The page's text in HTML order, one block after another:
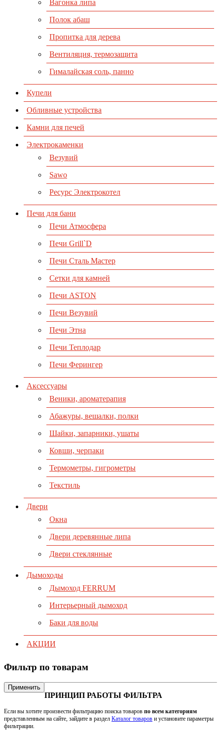
Вагонка липа
Полок абаш
Пропитка для дерева
Вентиляция, термозащита
Гималайская соль, панно
Купели
Обливные устройства
Камни для печей
Электрокаменки
Везувий
Sawo
Ресурс Электрокотел
Печи для бани
Печи Атмосфера
Печи Grill`D
Печи Сталь Мастер
Сетки для камней
Печи ASTON
Печи Везувий
Печи Этна
Печи Теплодар
Печи Ферингер
Аксессуары
Веники, ароматерапия
Абажуры, вешалки, полки
Шайки, запарники, ушаты
Ковши, черпаки
Термометры, гигрометры
Текстиль
Двери
Окна
Двери деревянные липа
Двери стеклянные
Дымоходы
Дымоход FERRUM
Интерьерный дымоход
Баки для воды
АКЦИИ
Фильтр по товарам
Применить
ПРИНЦИП РАБОТЫ ФИЛЬТРА
Если вы хотите произвести фильтрацию поиска товаров по всем категориям
представленным на сайте, зайдите в раздел Каталог товаров и установите параметры
фильтрации.